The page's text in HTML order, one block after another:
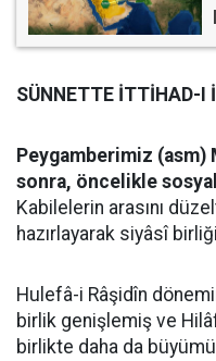
SÜNNETTE İTTİHAD-I
Peygamberimiz (asm)
sonra, öncelikle
Kabilelerin arasını
hazırlayarak siyâsî
Hulefâ-i Râşidîn
birlik genişlemiş ve
birlikte daha da